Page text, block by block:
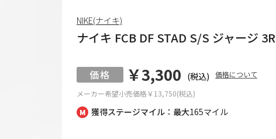
獲得ステージマイル：最大165マイル
ナイキ FCB DF STAD S/S ジャージ 3R
メーカー希望小売価格￥13,750(税込)
￥3,300 (税込) 価格について
NIKE(ナイキ)